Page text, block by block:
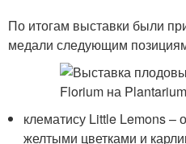
По итогам выставки были
медали следующим
клематису Little Lemons
желтыми цветками и